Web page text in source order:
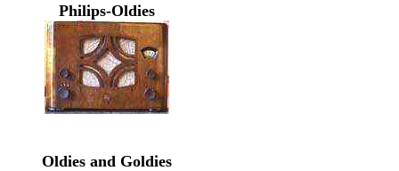
Philips-Oldies
Oldies and Goldies